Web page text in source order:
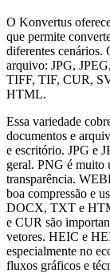
O Konvertus
que permite
diferentes cenários.
arquivo: JPG,
TIFF, TIF, CUR,
HTML.
Essa variedade
documentos e
e escritório. JPG e
geral. PNG é muito
transparência.
boa compressão e
DOCX, TXT e
e CUR são
vetores. HEIC e
especialmente no
fluxos gráficos e